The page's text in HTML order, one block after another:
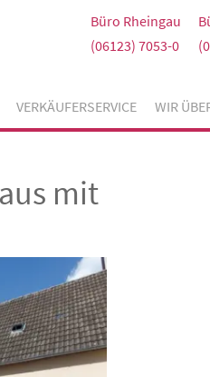
Büro Rheingau
(06123) 7053-0
VERKÄUFERSERVICE WIR
mit